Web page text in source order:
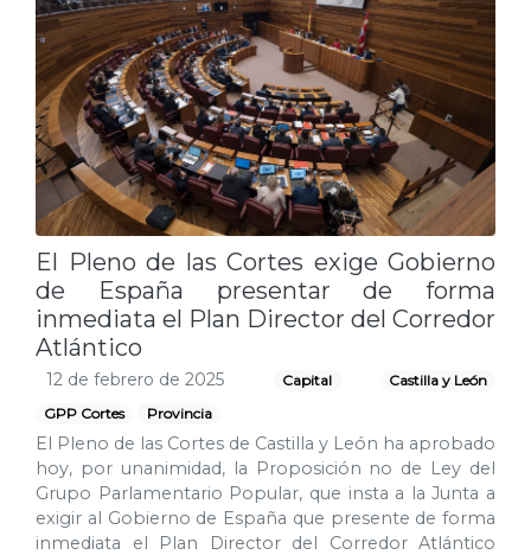
El Pleno de las Cortes exige Gobierno
de España presentar de forma
inmediata el Plan Director del Corredor
Atlántico
12 de febrero de 2025 Capital
Castilla y León
GPP Cortes
Provincia
El Pleno de las Cortes de Castilla y León ha aprobado
hoy, por unanimidad, la Proposición no de Ley del
Grupo Parlamentario Popular, que insta a la Junta a
exigir al Gobierno de España que presente de forma
inmediata el Plan Director del Corredor Atlántico